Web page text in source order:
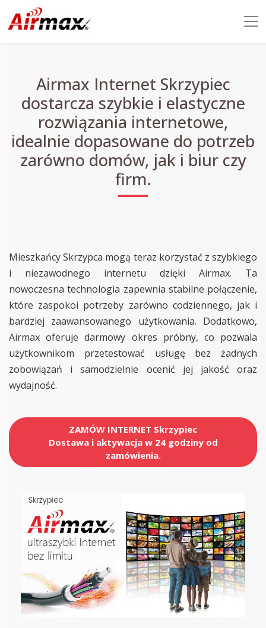
Airmax Internet Skrzypiec
dostarcza szybkie i elastyczne
rozwiązania internetowe,
idealnie dopasowane do potrzeb
zarówno domów, jak i biur czy
firm.
Mieszkańcy Skrzypca mogą teraz korzystać z szybkiego
i niezawodnego internetu dzięki Airmax. Ta
nowoczesna technologia zapewnia stabilne połączenie,
które zaspokoi potrzeby zarówno codziennego, jak i
bardziej zaawansowanego użytkowania. Dodatkowo,
Airmax oferuje darmowy okres próbny, co pozwala
użytkownikom przetestować usługę bez żadnych
zobowiązań i samodzielnie ocenić jej jakość oraz
wydajność.
ZAMÓW INTERNET Skrzypiec
Dostawa i aktywacja w 24 godziny od
zamówienia.